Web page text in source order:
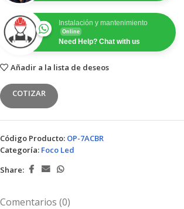
Instalación y mantenimiento
Online
Need Help? Chat with us
Añadir a la lista de deseos
COTIZAR
Código Producto: OP-7ACBR
Categoría: Foco Led
Share:
Comentarios (0)